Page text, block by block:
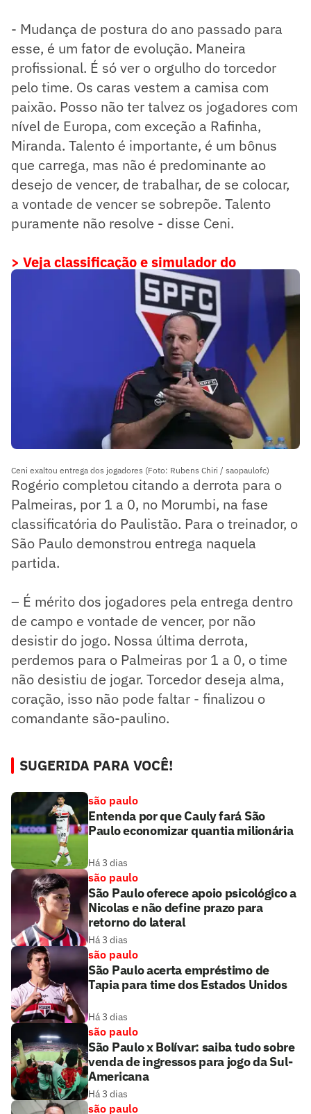
- Mudança de postura do ano passado para
esse, é um fator de evolução. Maneira
profissional. É só ver o orgulho do torcedor
pelo time. Os caras vestem a camisa com
paixão. Posso não ter talvez os jogadores com
nível de Europa, com exceção a Rafinha,
Miranda. Talento é importante, é um bônus
que carrega, mas não é predominante ao
desejo de vencer, de trabalhar, de se colocar,
a vontade de vencer se sobrepõe. Talento
puramente não resolve - disse Ceni.
> Veja classificação e simulador do
Paulistão-2022 clicando aqui
Ceni exaltou entrega dos jogadores (Foto: Rubens Chiri / saopaulofc)
Rogério completou citando a derrota para o
Palmeiras, por 1 a 0, no Morumbi, na fase
classificatória do Paulistão. Para o treinador, o
São Paulo demonstrou entrega naquela
partida.
– É mérito dos jogadores pela entrega dentro
de campo e vontade de vencer, por não
desistir do jogo. Nossa última derrota,
perdemos para o Palmeiras por 1 a 0, o time
não desistiu de jogar. Torcedor deseja alma,
coração, isso não pode faltar - finalizou o
comandante são-paulino.
SUGERIDA PARA VOCÊ!
são paulo
Entenda por que Cauly fará São
Paulo economizar quantia milionária
Há 3 dias
são paulo
São Paulo oferece apoio psicológico a
Nicolas e não define prazo para
retorno do lateral
Há 3 dias
são paulo
São Paulo acerta empréstimo de
Tapia para time dos Estados Unidos
Há 3 dias
são paulo
São Paulo x Bolívar: saiba tudo sobre
venda de ingressos para jogo da Sul-
Americana
Há 3 dias
são paulo